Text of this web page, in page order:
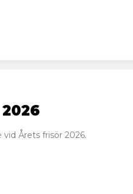
Årets frisör 2026.